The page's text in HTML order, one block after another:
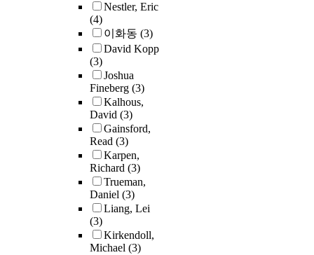
Nestler, Eric
(4)
이화동 (3)
David Kopp
(3)
Joshua
Fineberg (3)
Kalhous,
David (3)
Gainsford,
Read (3)
Karpen,
Richard (3)
Trueman,
Daniel (3)
Liang, Lei
(3)
Kirkendoll,
Michael (3)